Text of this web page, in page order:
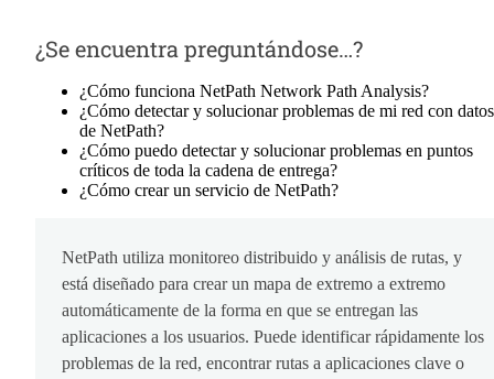
¿Se encuentra preguntándose…?
¿Cómo funciona NetPath Network Path Analysis?
¿Cómo detectar y solucionar problemas de mi red con datos
de NetPath?
¿Cómo puedo detectar y solucionar problemas en puntos
críticos de toda la cadena de entrega?
¿Cómo crear un servicio de NetPath?
NetPath utiliza monitoreo distribuido y análisis de rutas, y
está diseñado para crear un mapa de extremo a extremo
automáticamente de la forma en que se entregan las
aplicaciones a los usuarios. Puede identificar rápidamente los
problemas de la red, encontrar rutas a aplicaciones clave o